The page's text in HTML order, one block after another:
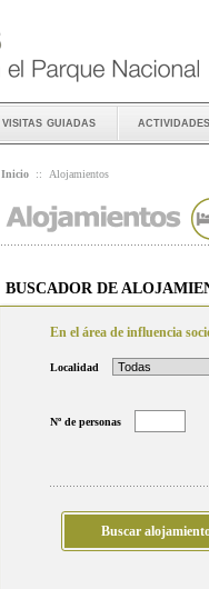
visitas guiadas actividades
Inicio :: Alojamientos
BUSCADOR DE
En el área de influencia
Localidad
Nº de personas